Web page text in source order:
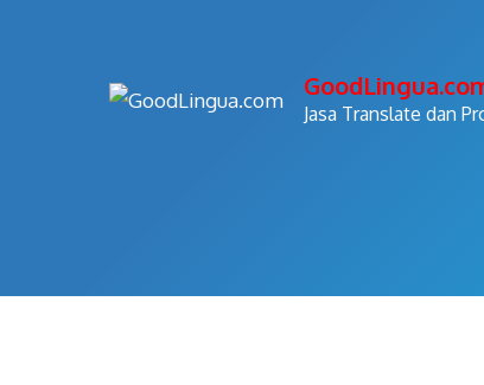
Jasa Translate dan